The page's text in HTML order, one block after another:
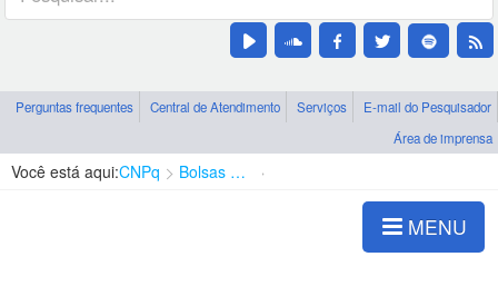
Perguntas frequentes Central de Atendimento Serviços
E-mail do Pesquisador
Área de imprensa
Você está aqui:CNPq Bolsas e Auxílios Vigentes
MENU